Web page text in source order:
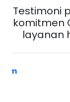
Testimoni
komitmen
layanan